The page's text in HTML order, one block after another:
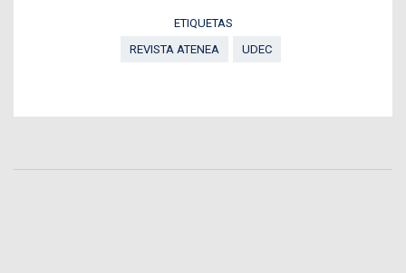
ETIQUETAS
REVISTA ATENEA
UDEC